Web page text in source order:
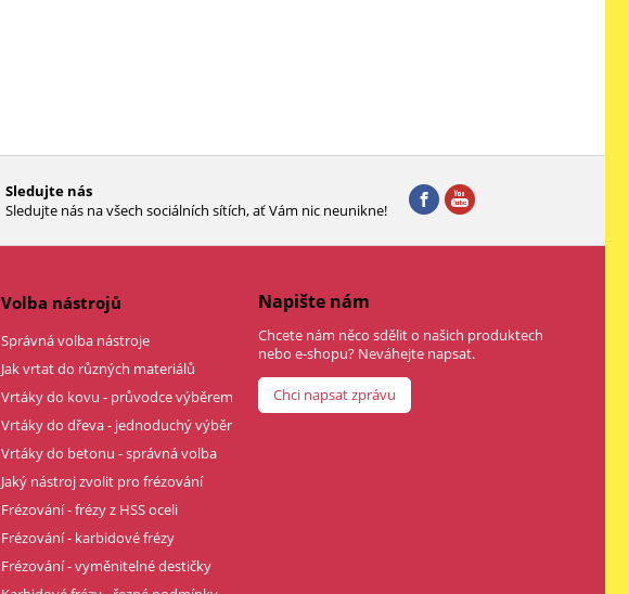
Sledujte nás
Sledujte nás na všech sociálních sítích, ať Vám nic neunikne!
Volba nástrojů
Správná volba nástroje
Jak vrtat do různých materiálů
Vrtáky do kovu - průvodce výběrem
Vrtáky do dřeva - jednoduchý výběr
Vrtáky do betonu - správná volba
Jaký nástroj zvolit pro frézování
Frézování - frézy z HSS oceli
Frézování - karbidové frézy
Frézování - vyměnitelné destičky
Napište nám
Chcete nám něco sdělit o našich produktech
nebo e-shopu? Neváhejte napsat.
Chci napsat zprávu